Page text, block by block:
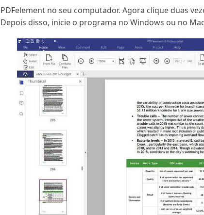
no seu computador. Agora clique duas
disso, inicie o programa no Windows ou no